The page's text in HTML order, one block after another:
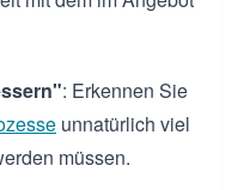
: Erkennen Sie
unnatürlich viel
müssen.